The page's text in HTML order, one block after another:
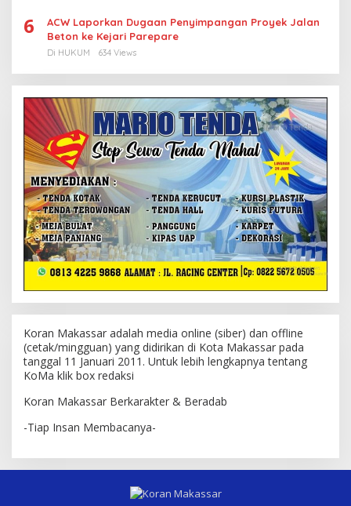
6
ACW Laporkan Dugaan Penyimpangan Proyek Jalan
Beton ke Kejari Parepare
Di HUKUM 634 Views
Koran Makassar adalah media online (siber) dan offline
(cetak/mingguan) yang didirikan di Kota Makassar pada
tanggal 11 Januari 2011. Untuk lebih lengkapnya tentang
KoMa klik box redaksi
Koran Makassar Berkarakter & Beradab
-Tiap Insan Membacanya-